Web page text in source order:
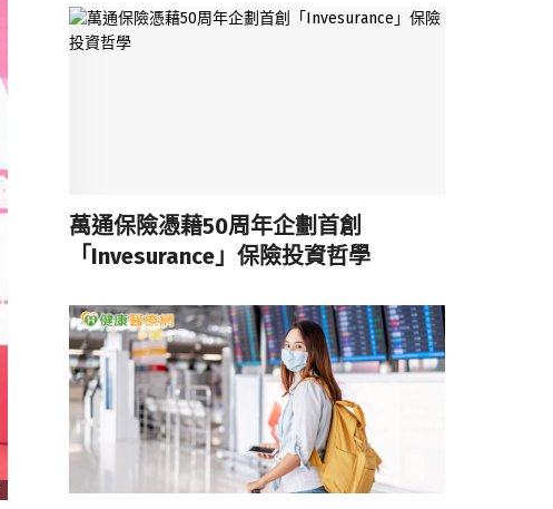
萬通保險憑藉50周年企劃首創
「Invesurance」保險投資哲學